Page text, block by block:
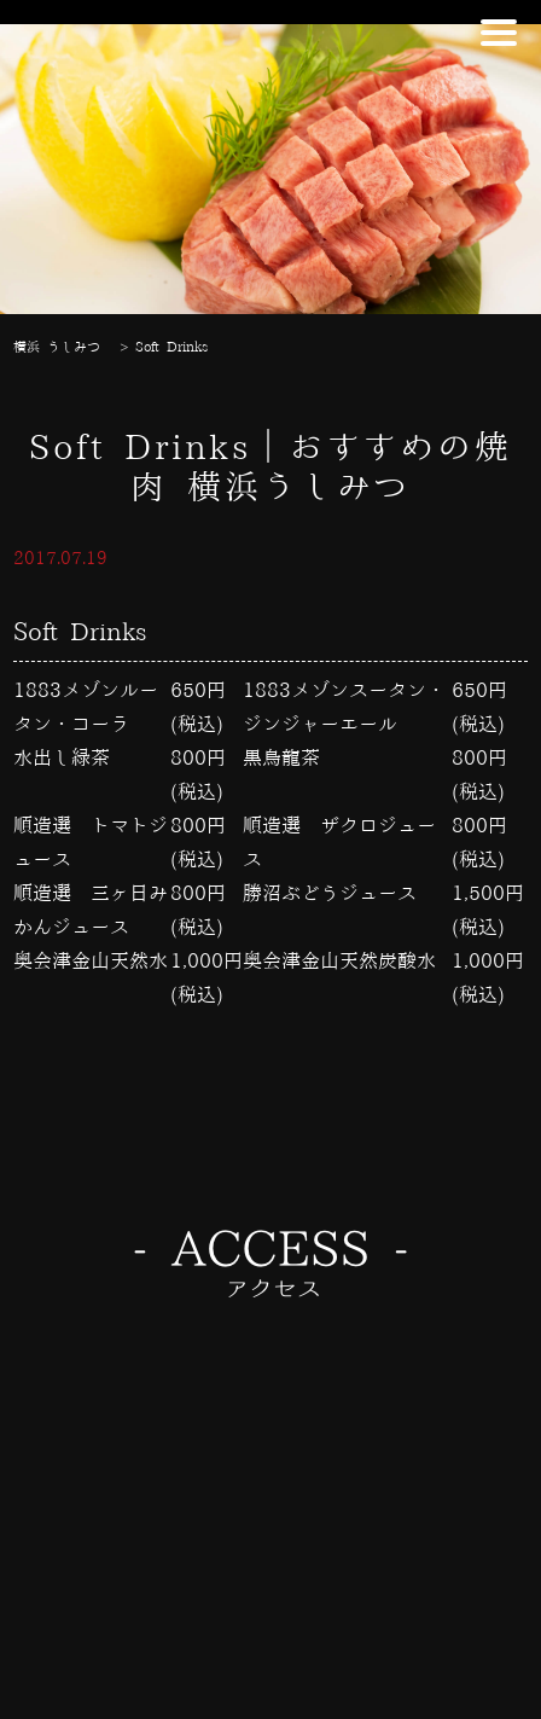
横浜 うしみつ >Soft Drinks
Soft Drinks｜おすすめの焼
肉 横浜うしみつ
2017.07.19
Soft Drinks
1883メゾンルー
タン・コーラ
650円
(税込)
1883メゾンスータン・
ジンジャーエール
650円
(税込)
水出し緑茶
800円
(税込)
黒烏龍茶
800円
(税込)
順造選 トマトジ
ュース
800円
(税込)
順造選 ザクロジュー
ス
800円
(税込)
順造選 三ヶ日み
かんジュース
800円
(税込)
勝沼ぶどうジュース
1,500円
(税込)
奥会津金山天然水 1,000円
(税込)
奥会津金山天然炭酸水
1,000円
(税込)